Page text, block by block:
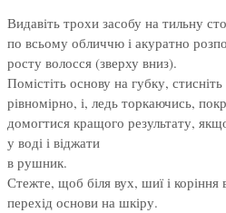
Видавіть трохи засобу на тильну
по всьому обличчю і акуратно
росту волосся (зверху вниз).
Помістіть основу на губку,
рівномірно, і, ледь торкаючись,
домогтися кращого результату,
у воді і віджати
в рушник.
Стежте, щоб біля вух, шиї і коріння
перехід основи на шкіру.